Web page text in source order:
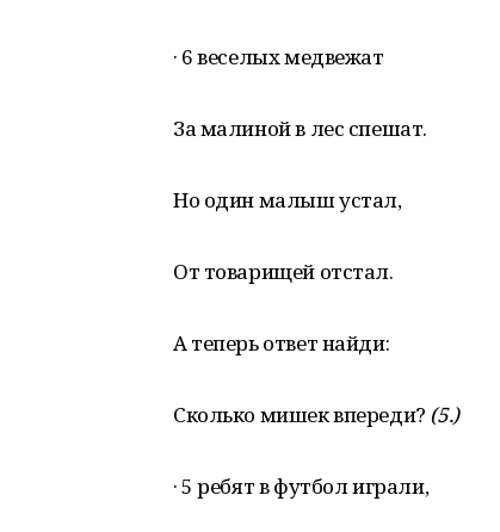
· 6 веселых медвежат
За малиной в лес спешат.
Но один малыш устал,
От товарищей отстал.
А теперь ответ найди:
Сколько мишек впереди? (5.)
· 5 ребят в футбол играли,